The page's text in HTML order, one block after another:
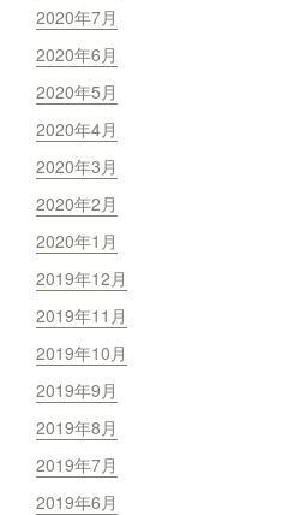
2020年7月
2020年6月
2020年5月
2020年4月
2020年3月
2020年2月
2020年1月
2019年12月
2019年11月
2019年10月
2019年9月
2019年8月
2019年7月
2019年6月